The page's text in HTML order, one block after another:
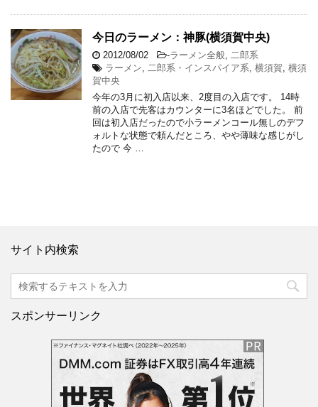
今日のラーメン：神豚(横須賀中央)
2012/08/02 -ラーメン全般, 二郎系
ラーメン, 二郎系・インスパイア系, 横須賀, 横須
賀中央
今年の3月に初入店以来、2度目の入店です。 14時
前の入店で先客はカウンターに3名ほどでした。 前
回は初入店だったので小ラーメンコール無しのデフ
ォルトな状態で頼んだところ、やや薄味な感じがし
たので 今 …
サイト内検索
スポンサーリンク